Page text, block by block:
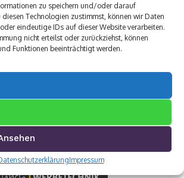
zu speichern und/oder darauf
Technologien zustimmst, können wir Daten
eindeutige IDs auf dieser Website verarbeiten.
nicht erteilst oder zurückziehst, können
Funktionen beeinträchtigt werden.
Impressum
vielen Dank!